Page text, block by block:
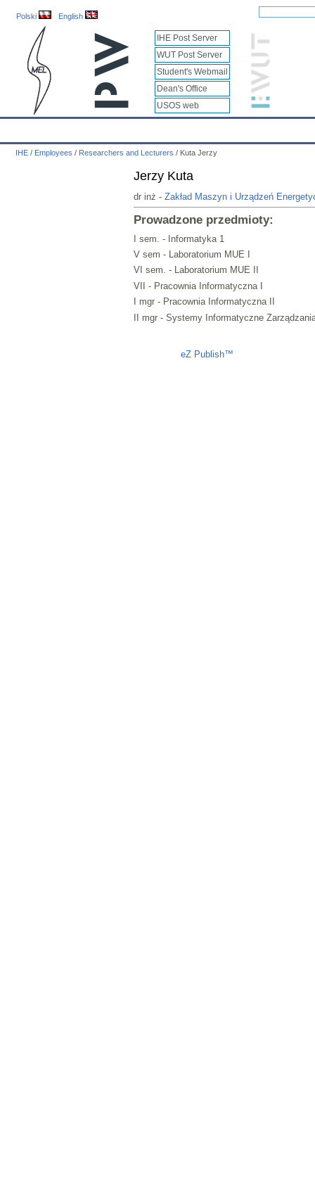
Polski English
IHE Post Server
WUT Post Server
Student's Webmail
Dean's Office
USOS web
IHE / Employees / Researchers and Lecturers / Kuta Jerzy
Jerzy Kuta
dr inż - Zakład Maszyn i Urządzeń
Prowadzone przedmioty:
I sem. - Informatyka 1
V sem - Laboratorium MUE I
VI sem. - Laboratorium MUE II
VII - Pracownia Informatyczna I
I mgr - Pracownia Informatyczna II
II mgr - Systemy Informatyczne
eZ Publish™